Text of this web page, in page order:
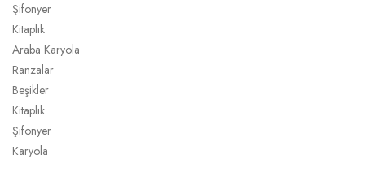
Şifonyer
Kitaplık
Araba Karyola
Ranzalar
Beşikler
Kitaplık
Şifonyer
Karyola